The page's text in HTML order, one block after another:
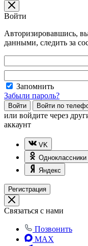
Войти
Авторизировавшись,
данными, следить за
Запомнить
Забыли пароль?
Войти Войти по
или войдите через
аккаунт
VK
Одноклассники
Яндекс
Регистрация
Связаться с нами
Позвонить
MAX